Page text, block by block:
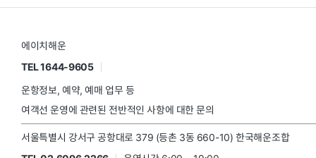
에이치해운
TEL 1644-9605
운항정보, 예약, 예매 업무 등
여객선 운영에 관련된 전반적인 사항에 대한 문의
서울특별시 강서구 공항대로 379 (등촌 3동 660-10) 한국해운조합